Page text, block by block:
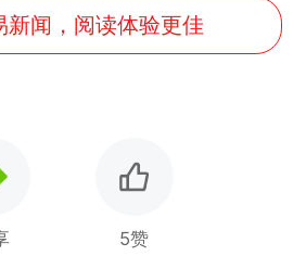
新闻，阅读体验更佳
5赞